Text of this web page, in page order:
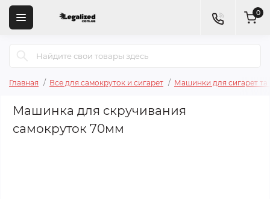
0
Главная Все для самокруток и сигарет Машинки для сигарет та
Машинка для скручивания
самокруток 70мм